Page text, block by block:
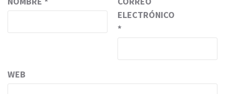
ELECTRÓNICO
*
WEB